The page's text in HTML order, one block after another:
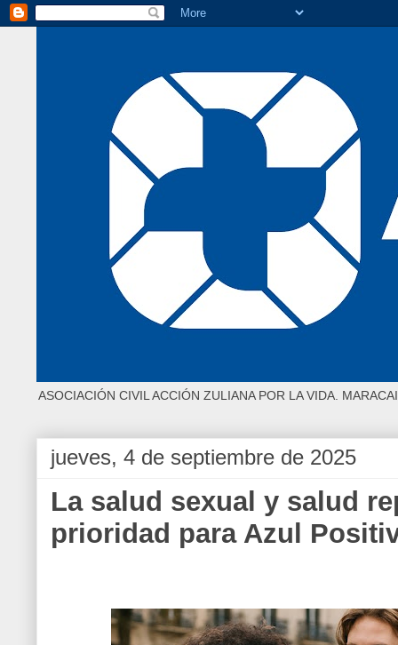
ASOCIACIÓN CIVIL ACCIÓN ZULIANA POR LA VIDA.
jueves, 4 de septiembre de 2025
La salud sexual y salud
prioridad para Azul